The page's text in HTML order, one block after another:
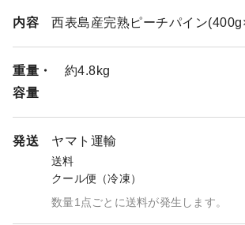
内容 西表島産完熟ピーチパイン
重量・
容量
約4.8kg
発送 ヤマト運輸
送料
クール便（冷凍）
数量1点ごとに送料が発生します。